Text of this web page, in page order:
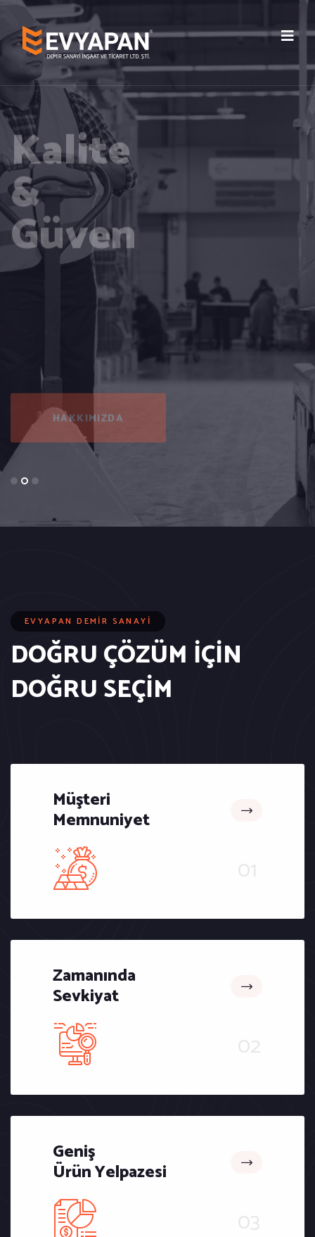
HAKKIMIZDA
Kalite
&
Güven
EVYAPAN DEMIR SANAYI
DOĞRU ÇÖZÜM İÇİN
DOĞRU SEÇİM
Müşteri
Memnuniyet
Zamanında
Sevkiyat
Geniş
Ürün Yelpazesi